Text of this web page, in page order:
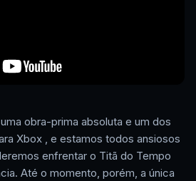
obra-prima absoluta e um dos
Xbox , e estamos todos ansiosos
enfrentar o Titã do Tempo
Até o momento, porém, a única